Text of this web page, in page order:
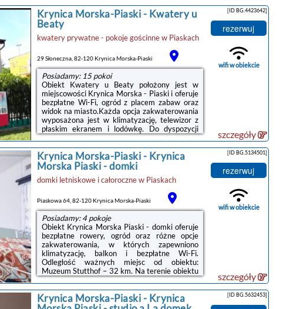
Krynica Morska-Piaski- Kwatery u
Beaty
kwatery prywatne - pokoje gościnnew Piaskach
29 Słoneczna, 82-120 Krynica Morska-Piaski
Posiadamy: 15 pokoi
Obiekt Kwatery u Beaty położony jest w
miejscowości Krynica Morska - Piaski i oferuje
bezpłatne Wi-Fi, ogród z placem zabaw oraz
widok na miasto.Każda opcja zakwaterowania
wyposażona jest w klimatyzację, telewizor z
płaskim ekranem i lodówkę. Do dyspozycji
Gości jest też prywatna łazienka z
prysznicem.Odległość ważnych miejsc od
obiektu: Muzeum Stutthof – 31 km. Lotnisko
Lotnisko Gdańsk-Rębiechowo znajduje się 101
km od obiektu.Doba hotelowa od godziny
15:00 do 10:00.W obiekcie obowiązuje zakaz
organizowania wieczorów panieńskich,
kawalerskich itp.Prosimy o wcześniejsze ...
[ID BG.4423642]
rezerwuj
wifi w obiekcie
szczegóły
Krynica Morska-Piaski- Krynica
Morska Piaski - domki
domki letniskowe i całorocznew Piaskach
Piaskowa 64, 82-120 Krynica Morska-Piaski
Posiadamy: 4 pokoje
Obiekt Krynica Morska Piaski - domki oferuje
bezpłatne rowery, ogród oraz różne opcje
zakwaterowania, w których zapewniono
klimatyzację, balkon i bezpłatne Wi-Fi.
Odległość ważnych miejsc od obiektu:
Muzeum Stutthof – 32 km. Na terenie obiektu
znajduje się prywatny parking.W obiekcie
zapewniono część wypoczynkową z
telewizorem z płaskim ekranem z dostępem do
kanałów satelitarnych, kuchnię z pełnym
[ID BG.5134501]
rezerwuj
wifi w obiekcie
szczegóły
Krynica Morska-Piaski- Krynica
[ID BG.5632453]